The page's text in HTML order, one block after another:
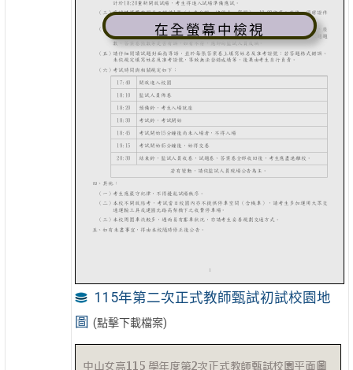
在全螢幕中檢視
115年第二次正式教師甄試初試校園地
圖 (點擊下載檔案)